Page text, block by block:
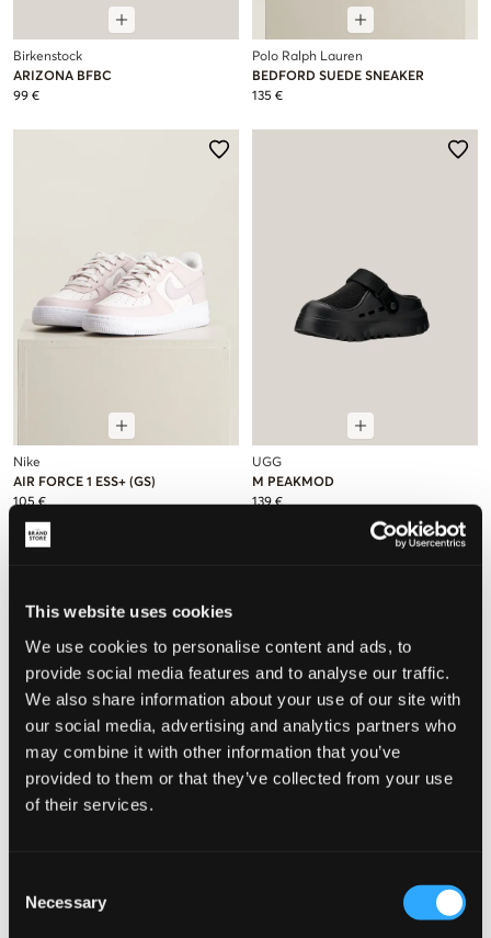
This website uses cookies
We use cookies to personalise content and ads, to
provide social media features and to analyse our traffic.
We also share information about your use of our site with
our social media, advertising and analytics partners who
may combine it with other information that you’ve
provided to them or that they’ve collected from your use
of their services.
Selection
Necessary
Birkenstock
ARIZONA BFBC
99 €
Polo Ralph Lauren
BEDFORD SUEDE SNEAKER
135 €
Nike
AIR FORCE 1 ESS+ (GS)
105 €
UGG
M PEAKMOD
139 €
MAGGIORE